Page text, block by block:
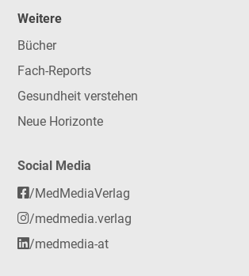
Weitere
Bücher
Fach-Reports
Gesundheit verstehen
Neue Horizonte
Social Media
/MedMediaVerlag
/medmedia.verlag
/medmedia-at